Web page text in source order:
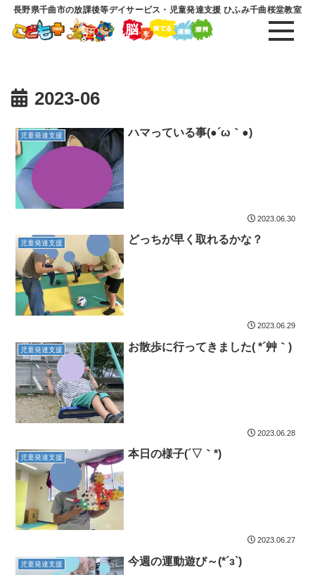
長野県千曲市の放課後等デイサービス・児童発達支援 ひふみ千曲桜堂教室
2023-06
児童発達支援 ハマっている事(●´ω｀●)
2023.06.30
児童発達支援 どっちが早く取れるかな？
2023.06.29
児童発達支援 お散歩に行ってきました( *´艸｀)
2023.06.28
児童発達支援 本日の様子(´▽｀*)
2023.06.27
児童発達支援 今週の運動遊び～(*´з`)